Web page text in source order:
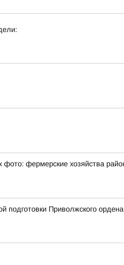
фермерские хозяйства
Приволжского